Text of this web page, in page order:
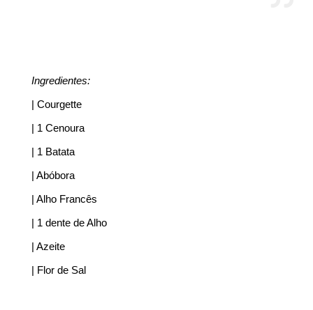
Ingredientes:
| Courgette
| 1 Cenoura
| 1 Batata
| Abóbora
| Alho Francês
| 1 dente de Alho
| Azeite
| Flor de Sal